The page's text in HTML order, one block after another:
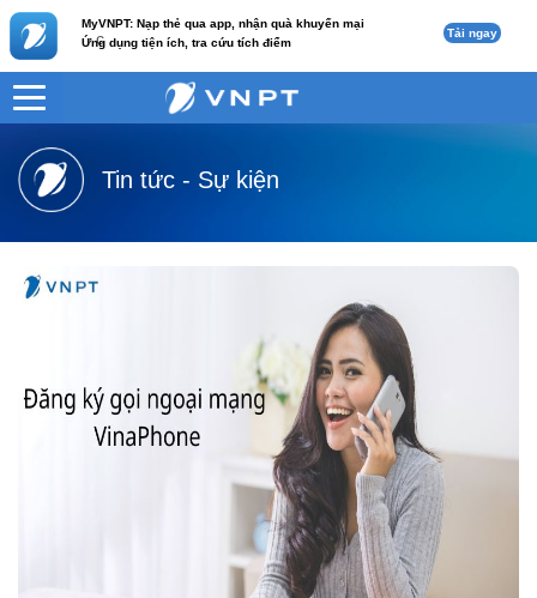
MyVNPT: Nạp thẻ qua app, nhận quà khuyến mại
Ứng dụng tiện ích, tra cứu tích điểm
c Tải ngay
VNPT
Tin tức - Sự kiện